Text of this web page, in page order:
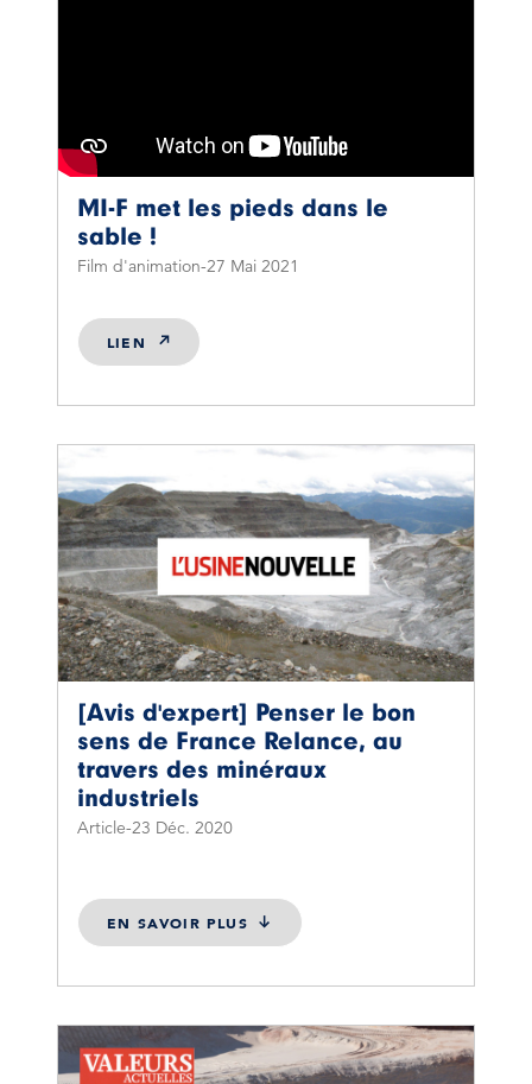
MI-F met les pieds dans le
sable !
Film d'animation 27 Mai 2021
LIEN
[Avis d'expert] Penser le bon
sens de France Relance, au
travers des minéraux
industriels
Article 23 Déc. 2020
EN SAVOIR PLUS